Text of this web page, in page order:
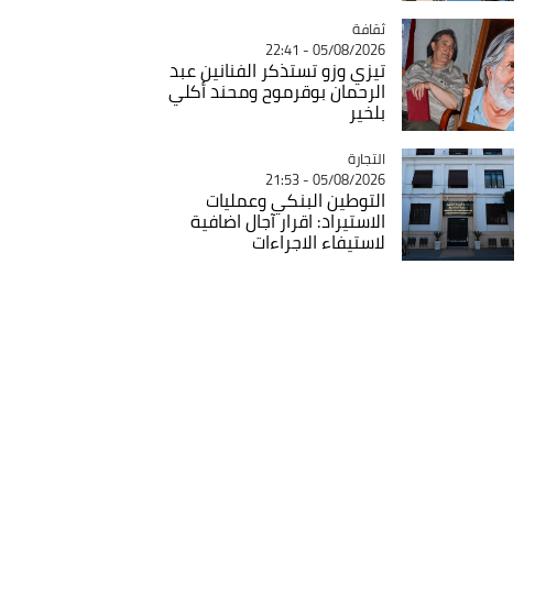
Catégorie
ثقافة
05/08/2026 - 22:41
تيزي وزو تستذكر الفنانين عبد
الرحمان بوقرموح ومحند أكلي
بلخير
Catégorie
التجارة
05/08/2026 - 21:53
التوطين البنكي وعمليات
الاستيراد: اقرار آجال اضافية
لاستيفاء الاجراءات